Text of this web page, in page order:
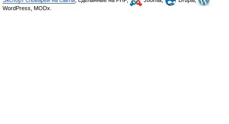
WordPress, MODx.